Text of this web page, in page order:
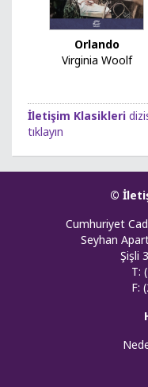
Orlando
Virginia Woolf
İletişim Klasikleri
tıklayın
©
Cumhuriyet
Seyhan
Şişli
T:
F: